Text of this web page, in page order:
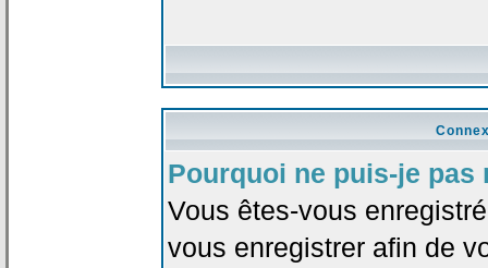
Pourquoi ne puis-je pas
Vous êtes-vous
vous enregistrer afin de